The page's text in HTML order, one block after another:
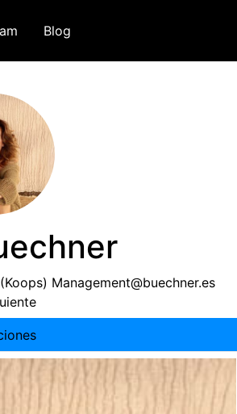
Blog
(Koops) Management@buechner.es